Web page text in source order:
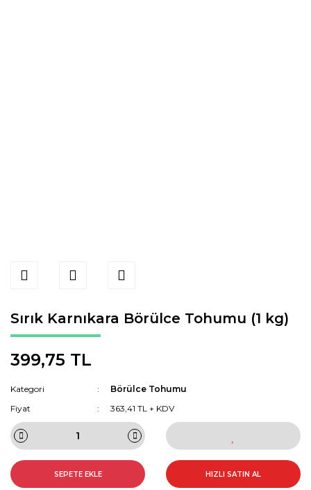
Sırık Karnıkara Börülce Tohumu (1 kg)
399,75 TL
Kategori
Börülce Tohumu
Fiyat
363,41 TL + KDV
SEPETE EKLE HIZLI SATIN AL